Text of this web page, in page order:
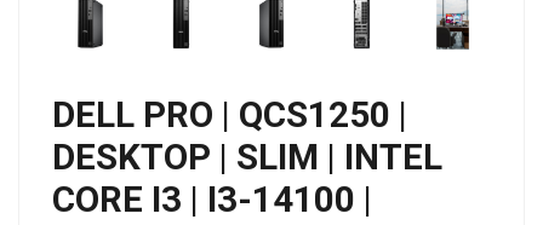
DELL PRO | QCS1250 |
DESKTOP | SLIM | INTEL
CORE I3 | I3-14100 |